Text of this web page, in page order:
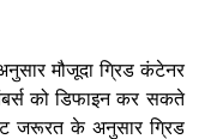
मौजूदा ग्रिड कंटेनर
को डिफाइन कर सकते
जरूरत के अनुसार ग्रिड